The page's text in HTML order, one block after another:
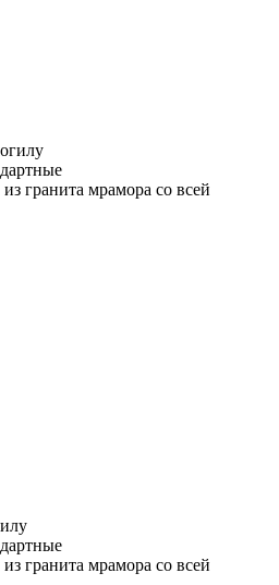
гранита мрамора со всей
гранита мрамора со всей